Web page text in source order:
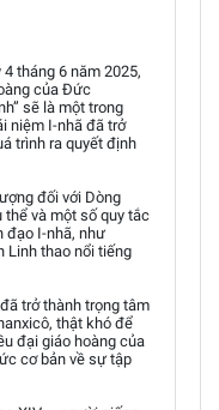
tháng 6 năm 2025,
của Đức
sẽ là một trong
niệm I-nhã đã trở
trình ra quyết định
đối với Dòng
thể và một số quy tắc
đạo I-nhã, như
Linh thao nổi tiếng
trở thành trọng tâm
thật khó để
đại giáo hoàng của
cơ bản về sự tập